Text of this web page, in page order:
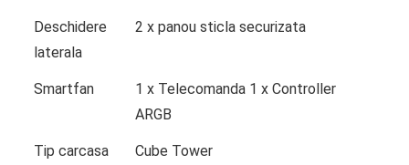
Deschidere
laterala
2 x panou sticla securizata
Smartfan
1 x Telecomanda 1 x Controller
ARGB
Tip carcasa Cube Tower